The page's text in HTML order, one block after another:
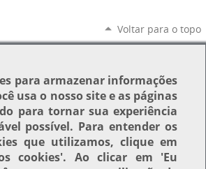
Voltar para o topo
para armazenar informações
usa o nosso site e as páginas
para tornar sua experiência
possível. Para entender os
que utilizamos, clique em
cookies'. Ao clicar em 'Eu